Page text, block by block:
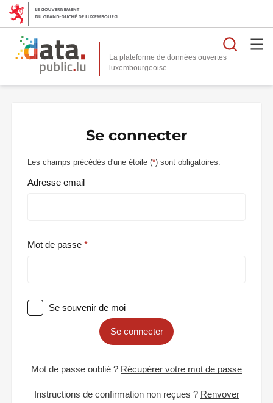
La plateforme de données ouvertes
Se connecter
Les champs précédés d'une étoile (*) sont obligatoires.
Adresse email
Mot de passe
Se souvenir de moi
Se connecter
Mot de passe oublié ? Récupérer votre mot de passe
Instructions de confirmation non reçues ? Renvoyer